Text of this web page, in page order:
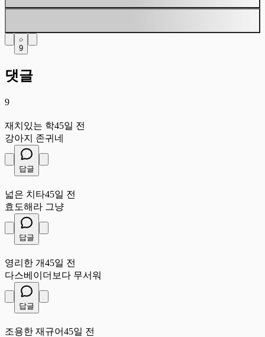
9
댓글
9
재치있는 학45일 전
강아지 존귀네
답글
넓은 치타45일 전
효도해라 그냥
답글
영리한 개45일 전
다스베이더보다 무서워
답글
조용한 재규어45일 전